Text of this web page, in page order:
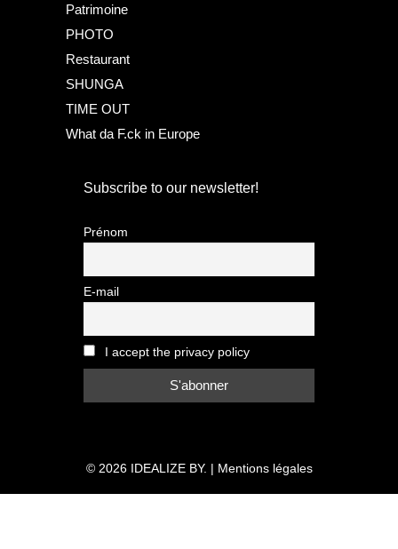
Patrimoine
PHOTO
Restaurant
SHUNGA
TIME OUT
What da F.ck in Europe
Subscribe to our newsletter!
Prénom
E-mail
I accept the privacy policy
© 2026 IDEALIZE BY. | Mentions légales